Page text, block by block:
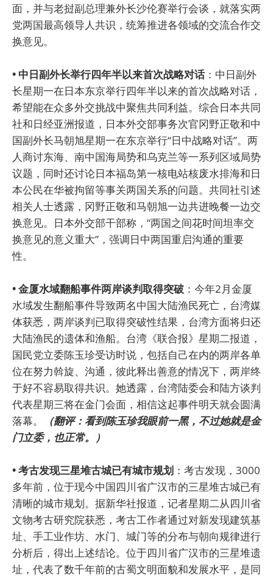
面，并与老挝副总理兼外长沙伦赛举行会谈，就落实两
党两国最高领导人共识，统筹推进各领域的交流合作交
换意见。
• 中日副外长举行四年半以来首次战略对话：中日副外
长星期一在日本东京举行四年半以来的首次战略对话，
希望能在众多外交挑战中聚焦共同利益。综合日本共同
社和日经亚洲报道，日本外交部事务次官冈野正敬和中
国副外长马朝旭星期一在东京举行“日中战略对话”。两
人商讨东海、南中国海局势和乌克兰等一系列区域局势
议题，同时还讨论日本福岛第一核电站核废水排海和日
本公民在华被拘留等事关两国关系的问题。共同社引述
相关人士透露，冈野正敬和马朝旭一边共进晚餐一边交
换意见。日本外交部干部称，“两国之间花时间坦率交
换意见的意义重大”，强调日中两国重启沟通的重要
性。
• 金厦水域翻船事件两岸谈判取得突破 ：今年2月金厦
水域发生翻船事件导致两名中国大陆渔民死亡，台湾媒
体获悉，两岸谈判已取得突破性结果，台湾方面将归还
大陆渔民的遗体和渔船。台湾《联合报》星期二报道，
国民党立委陈玉珍受访时说，包括自己在内的两岸各单
位在努力斡旋、沟通，彼此释出善意的情况下，两岸终
于好不容易取得共识。她透露，台湾陆委会和陆方谈判
代表星期三将在金门会面，相信这起事件明天就会圆满
落幕。
（翻评：看到陈玉珍我眼前一黑，不过她就是金
门立委，也正常。）
• 考古发现三星堆古城已有城市规划 ：考古发现，3000
多年前，位于现今中国四川省广汉市的三星堆古城已有
清晰的城市规划。据新华社报道，记者星期二从四川省
文物考古研究院获悉，考古工作者通过对新发现建筑基
址、手工业作坊、水门、城门等的分布与朝向规律进行
分析后，得出上述结论。位于四川省广汉市的三星堆遗
址，代表了数千年前的古蜀文明面貌和发展水平，是同